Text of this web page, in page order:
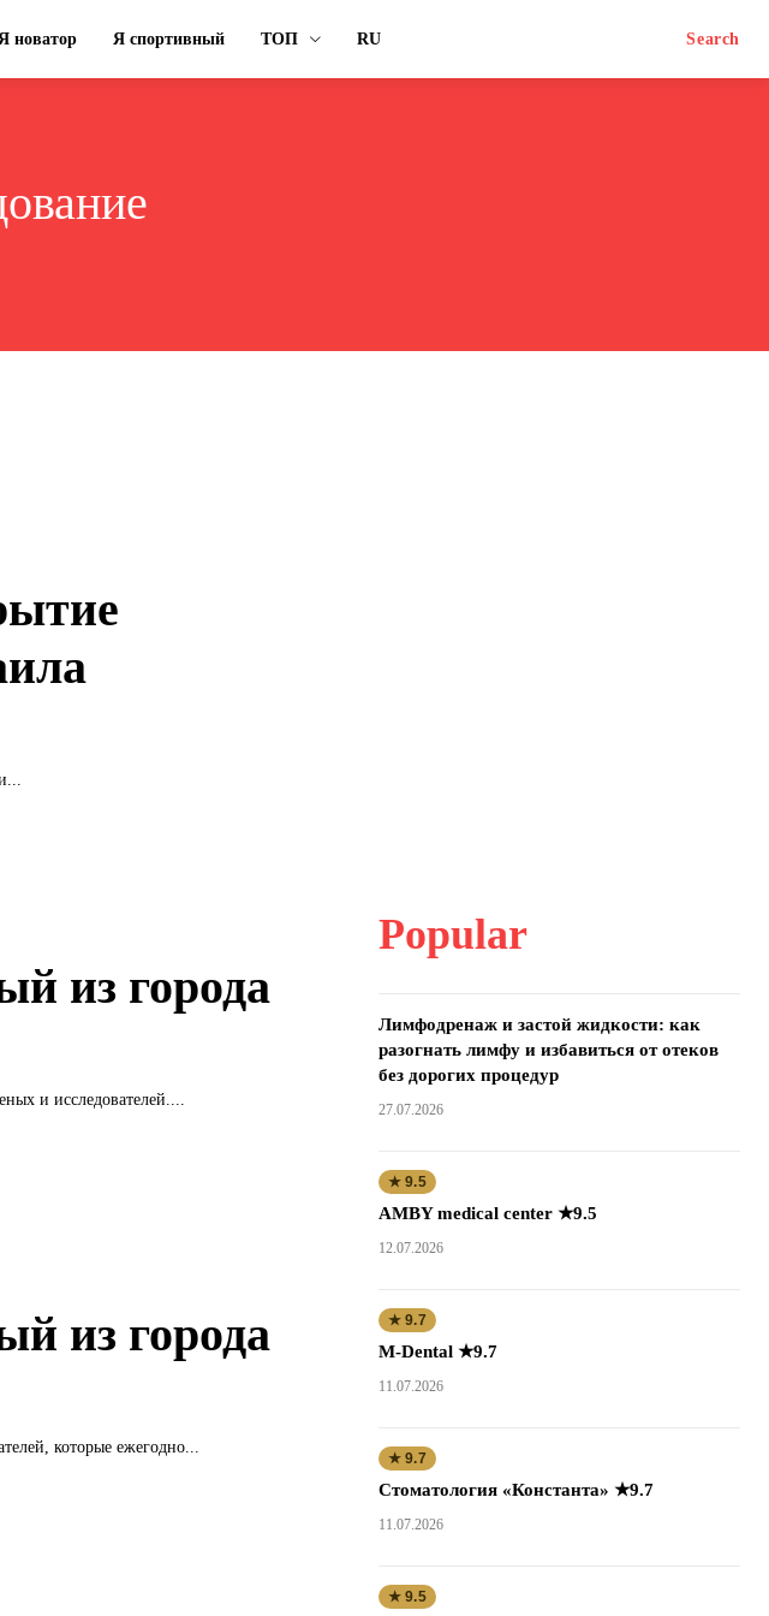
Я новатор Я спортивный ТОП RU Search
из города
и исследователей....
из города
которые ежегодно...
Popular
Лимфодренаж и застой жидкости: как
разогнать лимфу и избавиться от отеков
без дорогих процедур
27.07.2026
★ 9.5
AMBY medical center ★9.5
12.07.2026
★ 9.7
M-Dental ★9.7
11.07.2026
★ 9.7
Стоматология «Константа» ★9.7
11.07.2026
★ 9.5